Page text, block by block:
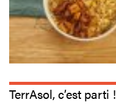
TerrAsol, c’est parti !